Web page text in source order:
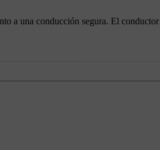
a una conducción segura. El conductor